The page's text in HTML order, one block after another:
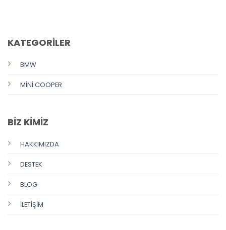
KATEGORİLER
BMW
MİNİ COOPER
BİZ KİMİZ
HAKKIMIZDA
DESTEK
BLOG
İLETİŞİM